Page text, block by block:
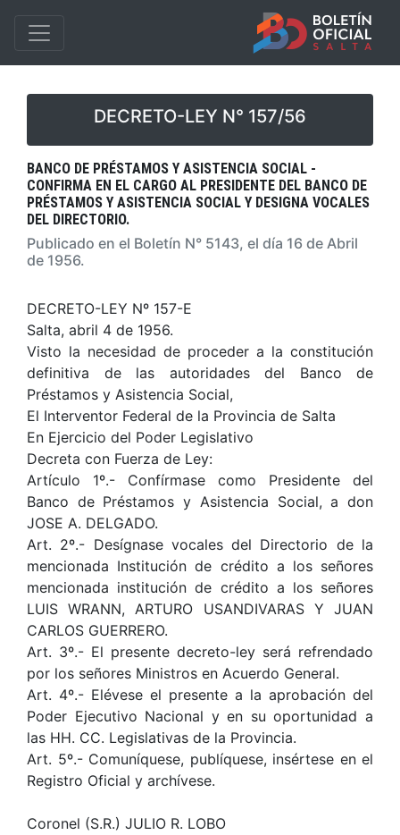
DECRETO-LEY N° 157/56
BANCO DE PRÉSTAMOS Y ASISTENCIA SOCIAL -
CONFIRMA EN EL CARGO AL PRESIDENTE DEL BANCO DE
PRÉSTAMOS Y ASISTENCIA SOCIAL Y DESIGNA VOCALES
DEL DIRECTORIO.
Publicado en el Boletín N° 5143, el día 16 de Abril
de 1956.
DECRETO-LEY Nº 157-E
Salta, abril 4 de 1956.
Visto la necesidad de proceder a la constitución
definitiva de las autoridades del Banco de
Préstamos y Asistencia Social,
El Interventor Federal de la Provincia de Salta
En Ejercicio del Poder Legislativo
Decreta con Fuerza de Ley:
Artículo 1º.- Confírmase como Presidente del
Banco de Préstamos y Asistencia Social, a don
JOSE A. DELGADO.
Art. 2º.- Desígnase vocales del Directorio de la
mencionada Institución de crédito a los señores
mencionada institución de crédito a los señores
LUIS WRANN, ARTURO USANDIVARAS Y JUAN
CARLOS GUERRERO.
Art. 3º.- El presente decreto-ley será refrendado
por los señores Ministros en Acuerdo General.
Art. 4º.- Elévese el presente a la aprobación del
Poder Ejecutivo Nacional y en su oportunidad a
las HH. CC. Legislativas de la Provincia.
Art. 5º.- Comuníquese, publíquese, insértese en el
Registro Oficial y archívese.
Coronel (S.R.) JULIO R. LOBO